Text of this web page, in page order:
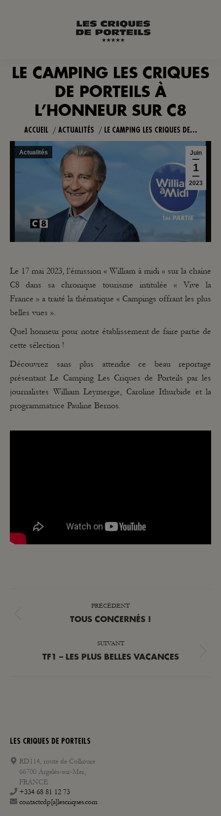
LE CAMPING LES CRIQUES
DE PORTEILS À
L’HONNEUR SUR C8
Vous êtes ici :
ACCUEIL ACTUALITÉS LE CAMPING LES CRIQUES DE…
Juin
1
2023
Actualités
Le 17 mai 2023, l’émission « William à midi » sur la chaîne
C8 dans sa chronique tourisme intitulée « Vive la
France » a traité la thématique « Campings offrant les plus
belles vues ».
Quel honneur pour notre établissement de faire partie de
cette sélection !
Découvrez sans plus attendre ce beau reportage
présentant Le Camping Les Criques de Porteils par les
journalistes William Leymergie, Caroline Ithurbide et la
programmatrice Pauline Bernos.
PRÉCÉDENT
Article
:
TOUS CONCERNÉS !
SUIVANT
Article
TF1 – LES PLUS BELLES VACANCES
LES CRIQUES DE PORTEILS
RD114, route de Collioure
66700 Argelès-sur-Mer,
FRANCE
+334 68 81 12 73
contactcdp[a]lescriques.com